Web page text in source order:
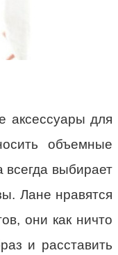
аксессуары для
объемные
всегда выбирает
Лане нравятся
они как ничто
и расставить